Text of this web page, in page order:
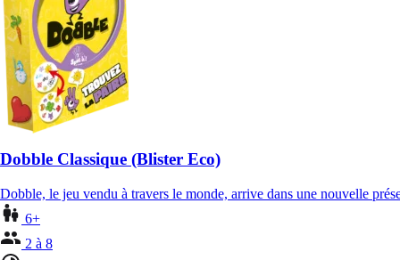
Dobble Classique (Blister Eco)
Dobble, le jeu vendu à travers le monde, arrive dans une nouvelle
6+
2 à 8